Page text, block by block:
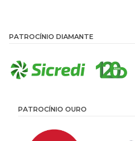
PATROCÍNIO DIAMANTE
PATROCÍNIO OURO